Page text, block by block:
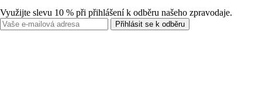
Využijte slevu 10 % při přihlášení k odběru našeho zpravodaje.
Přihlásit se k odběru